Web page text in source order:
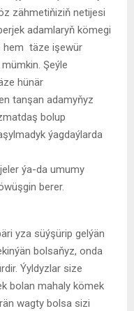
zähmetiňiziň netijesi
adamlaryň kömegi
hem täze işewür
Şeýle
hünär
tanşan adamyňyz
bolup
ýagdaýlarda
ýa-da umumy
berer.
yza süýşürip gelýän
bolsaňyz, onda
Ýyldyzlar size
bolan mahaly kömek
wagty bolsa sizi